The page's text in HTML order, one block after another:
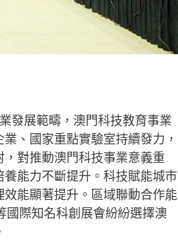
發展範疇，澳門科技教育事業
、國家重點實驗室持續發力，
對推動澳門科技事業意義重
能力不斷提升。科技賦能城市
能顯著提升。區域聯動合作能
國際知名科創展會紛紛選擇澳